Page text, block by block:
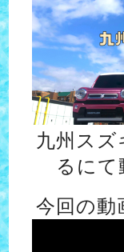
九州スズ
るにて
今回の動